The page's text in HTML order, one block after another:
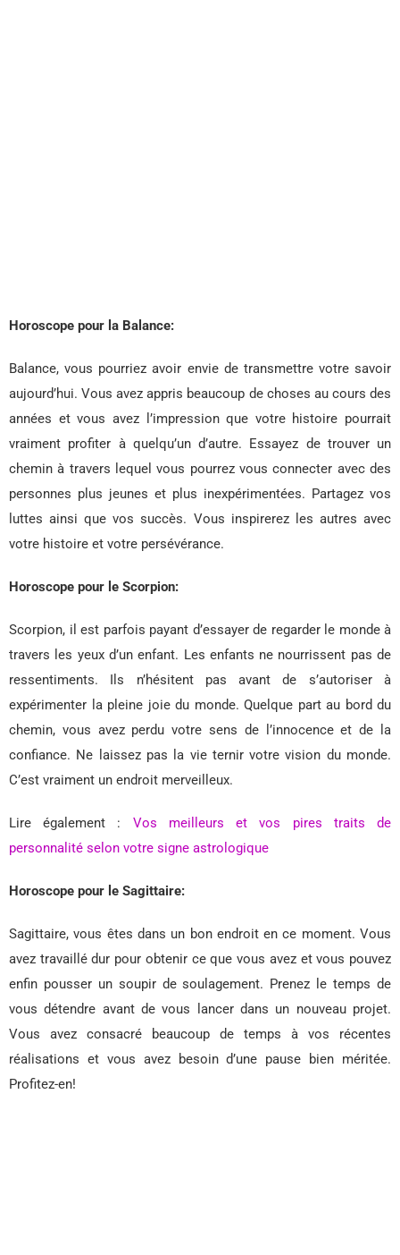
Horoscope pour la Balance:
Balance, vous pourriez avoir envie de transmettre votre savoir
aujourd’hui. Vous avez appris beaucoup de choses au cours des
années et vous avez l’impression que votre histoire pourrait
vraiment profiter à quelqu’un d’autre. Essayez de trouver un
chemin à travers lequel vous pourrez vous connecter avec des
personnes plus jeunes et plus inexpérimentées. Partagez vos
luttes ainsi que vos succès. Vous inspirerez les autres avec
votre histoire et votre persévérance.
Horoscope pour le Scorpion:
Scorpion, il est parfois payant d’essayer de regarder le monde à
travers les yeux d’un enfant. Les enfants ne nourrissent pas de
ressentiments. Ils n’hésitent pas avant de s’autoriser à
expérimenter la pleine joie du monde. Quelque part au bord du
chemin, vous avez perdu votre sens de l’innocence et de la
confiance. Ne laissez pas la vie ternir votre vision du monde.
C’est vraiment un endroit merveilleux.
Lire également : Vos meilleurs et vos pires traits de
personnalité selon votre signe astrologique
Horoscope pour le Sagittaire:
Sagittaire, vous êtes dans un bon endroit en ce moment. Vous
avez travaillé dur pour obtenir ce que vous avez et vous pouvez
enfin pousser un soupir de soulagement. Prenez le temps de
vous détendre avant de vous lancer dans un nouveau projet.
Vous avez consacré beaucoup de temps à vos récentes
réalisations et vous avez besoin d’une pause bien méritée.
Profitez-en!